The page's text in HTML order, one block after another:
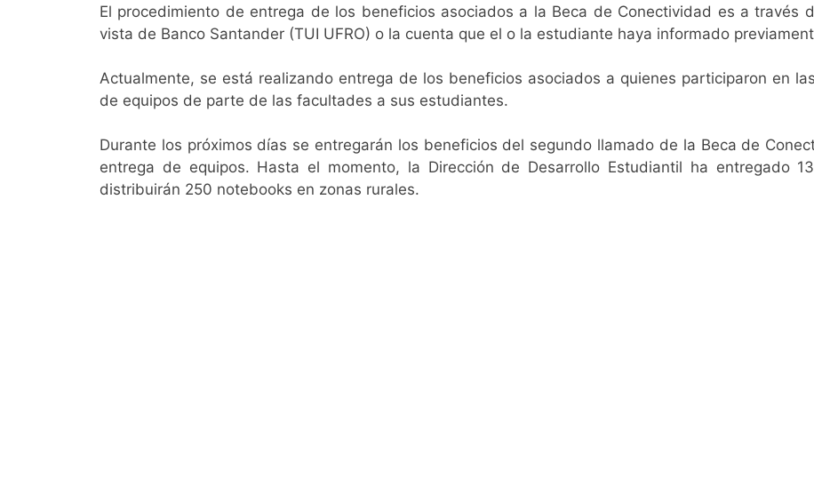
El procedimiento de entrega de los beneficios asociados a la Beca de Conectividad es a través
vista de Banco Santander (TUI UFRO) o la cuenta que el o la estudiante haya informado
Actualmente, se está realizando entrega de los beneficios asociados a quienes participaron en
de equipos de parte de las facultades a sus estudiantes.
Durante los próximos días se entregarán los beneficios del segundo llamado de la Beca de
entrega de equipos. Hasta el momento, la Dirección de Desarrollo Estudiantil ha entregado
distribuirán 250 notebooks en zonas rurales.